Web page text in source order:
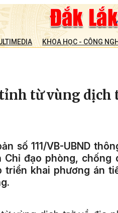
KHOA HỌC - CÔNG
từ vùng dịch
số 111/VB-UBND
đạo phòng, chống
triển khai phương án